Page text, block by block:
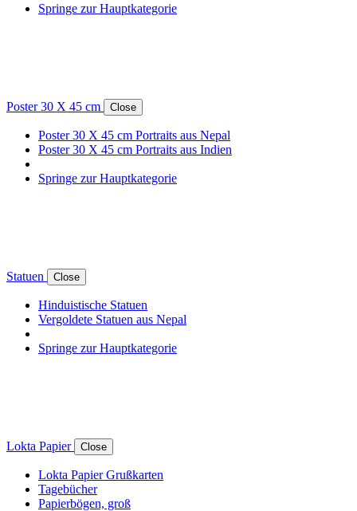
Springe zur Hauptkategorie
Poster 30 X 45 cm Close
Poster 30 X 45 cm Portraits aus Nepal
Poster 30 X 45 cm Portraits aus Indien
Springe zur Hauptkategorie
Statuen Close
Hinduistische Statuen
Vergoldete Statuen aus Nepal
Springe zur Hauptkategorie
Lokta Papier Close
Lokta Papier Grußkarten
Tagebücher
Papierbögen, groß